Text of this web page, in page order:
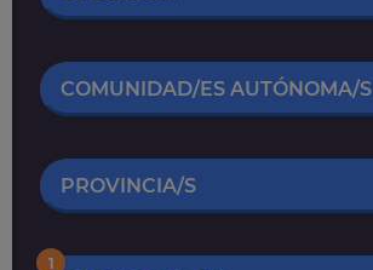
COMUNIDAD/ES AUTÓNOMA/S
PROVINCIA/S
1